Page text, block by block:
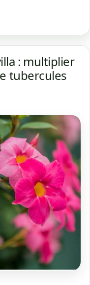
: multiplier
tubercules